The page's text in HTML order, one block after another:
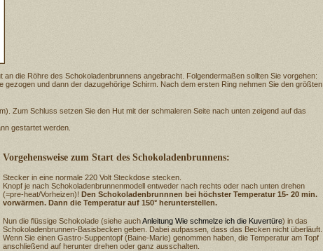
an die Röhre des Schokoladenbrunnens angebracht. Folgendermaßen sollten Sie vorgehen:
gezogen und dann der dazugehörige Schirm. Nach dem ersten Ring nehmen Sie den größten
Zum Schluss setzen Sie den Hut mit der schmaleren Seite nach unten zeigend auf das
gestartet werden.
Vorgehensweise zum Start des Schokoladenbrunnens:
Stecker in eine normale 220 Volt Steckdose stecken.
Knopf je nach Schokoladenbrunnenmodell entweder nach rechts oder nach unten drehen
(=pre-heat/Vorheizen)! Den Schokoladenbrunnnen bei höchster Temperatur 15- 20 min.
vorwärmen. Dann die Temperatur auf 150° herunterstellen.
Nun die flüssige Schokolade (siehe auchAnleitung Wie schmelze ich die Kuvertüre) in das
Schokoladenbrunnen-Basisbecken geben. Dabei aufpassen, dass das Becken nicht überläuft.
Wenn Sie einen Gastro-Suppentopf (Baine-Marie) genommen haben, die Temperatur am Topf
anschließend auf herunter drehen oder ganz ausschalten.